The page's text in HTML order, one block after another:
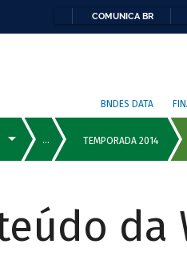
COMUNICA BR
BNDES DATA
da